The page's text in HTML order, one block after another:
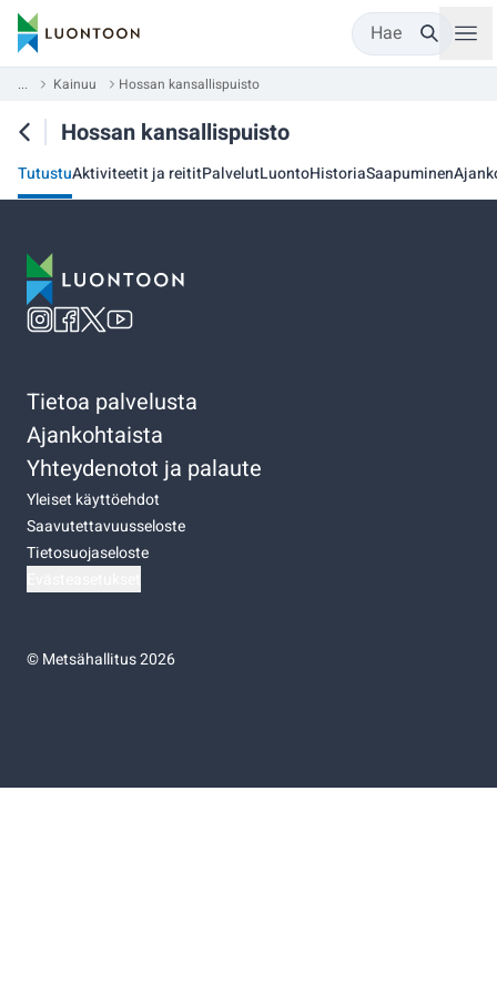
Hae
... Kainuu Hossan kansallispuisto
Hossan kansallispuisto
TutustuAktiviteetit ja reititPalvelutLuontoHistoriaSaapuminen
Tietoa palvelusta
Ajankohtaista
Yhteydenotot ja palaute
Yleiset käyttöehdot
Saavutettavuusseloste
Tietosuojaseloste
©Metsähallitus 2026